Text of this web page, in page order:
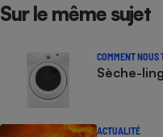
Sur le même sujet
COMMENT NOUS
Sèche-
ACTUALITÉ